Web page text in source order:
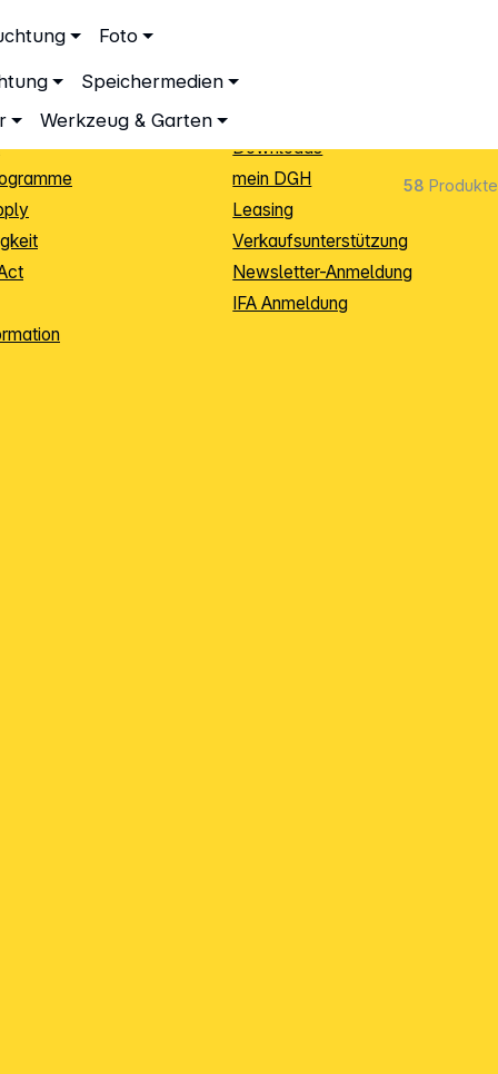
Foto
Speichermedien
Werkzeug & Garten
58 Produkte
Sendungsverfolgung
Downloads
mein DGH
Leasing
Verkaufsunterstützung
Newsletter-Anmeldung
IFA Anmeldung